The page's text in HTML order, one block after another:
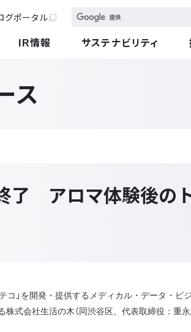
グポータル
IR情報 サステナビリティ
ス
了 アロマ体験後の
」を開発・提供するメディカル・データ・ビ
会社生活の木（同渋谷区、代表取締役：重永